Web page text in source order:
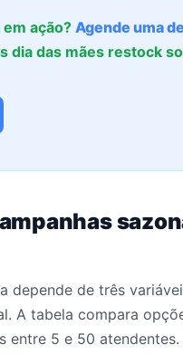
ação?Agende uma
dia das mães restock
depende de três
A tabela compara
entre 5 e 50 atendentes.